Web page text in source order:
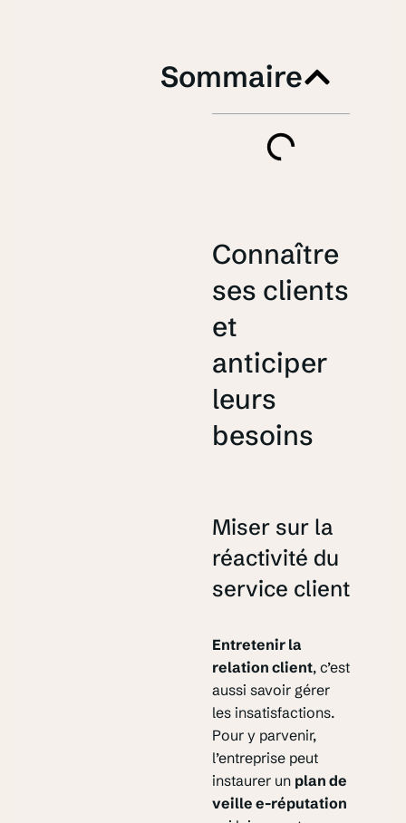
Sommaire
Connaître
ses clients
et
anticiper
leurs
besoins
Miser sur la
réactivité du
service client
Entretenir la
relation client, c’est
aussi savoir gérer
les insatisfactions.
Pour y parvenir,
l’entreprise peut
instaurer un plan de
veille e-réputation